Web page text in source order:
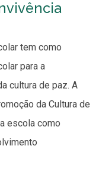
tem como
para a
cultura de paz. A
da Cultura de
escola como